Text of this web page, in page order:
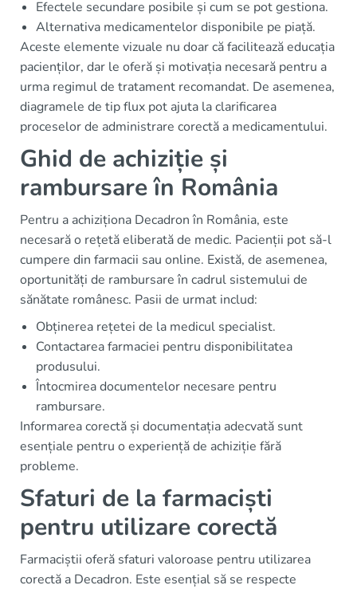
Efectele secundare posibile și cum se pot gestiona.
Alternativa medicamentelor disponibile pe piață.
Aceste elemente vizuale nu doar că facilitează educația
pacienților, dar le oferă și motivația necesară pentru a
urma regimul de tratament recomandat. De asemenea,
diagramele de tip flux pot ajuta la clarificarea
proceselor de administrare corectă a medicamentului.
Ghid de achiziție și
rambursare în România
Pentru a achiziționa Decadron în România, este
necesară o rețetă eliberată de medic. Pacienții pot să-l
cumpere din farmacii sau online. Există, de asemenea,
oportunități de rambursare în cadrul sistemului de
sănătate românesc. Pasii de urmat includ:
Obținerea rețetei de la medicul specialist.
Contactarea farmaciei pentru disponibilitatea
produsului.
Întocmirea documentelor necesare pentru
rambursare.
Informarea corectă și documentația adecvată sunt
esențiale pentru o experiență de achiziție fără
probleme.
Sfaturi de la farmaciști
pentru utilizare corectă
Farmaciștii oferă sfaturi valoroase pentru utilizarea
corectă a Decadron. Este esențial să se respecte